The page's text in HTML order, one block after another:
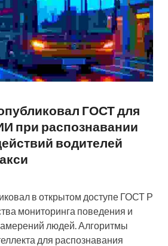
ГОСТ для
при распознавании
водителей
в открытом доступе ГОСТ Р
мониторинга поведения и
людей. Алгоритмы
для распознавания